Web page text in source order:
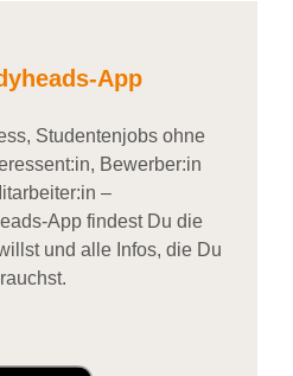
App
Studentenjobs ohne
Bewerber:in
–
App findest Du die
und alle Infos, die Du